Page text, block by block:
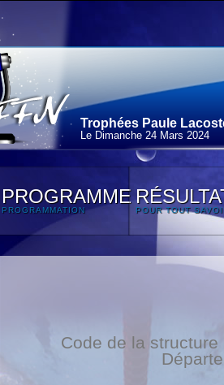
Trophées Paule
Le Dimanche 24 Mars 2024
PROGRAMME
PROGRAMMATION POUR TOUT
Code de la